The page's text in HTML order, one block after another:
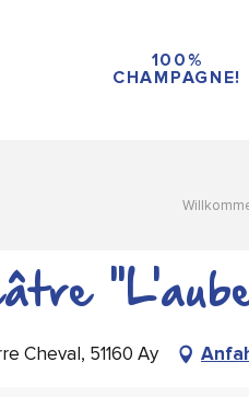
100%
CHAMPAGNE!
Cheval, 51160 Ay